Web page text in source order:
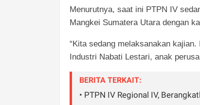
Menurutnya, saat ini PTPN IV
Mangkei Sumatera Utara dengan
“Kita sedang melaksanakan
Industri Nabati Lestari, anak
BERITA TERKAIT:
• PTPN IV Regional IV,